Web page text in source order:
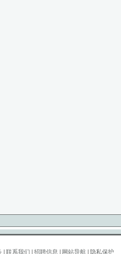
联系我们 招聘信息 网站导航| 隐私保护